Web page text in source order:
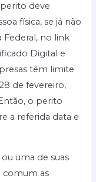
deve
física, se já não
Federal, no link
Digital e
têm limite
de fevereiro,
o perito
a referida data e
uma de suas
comum as